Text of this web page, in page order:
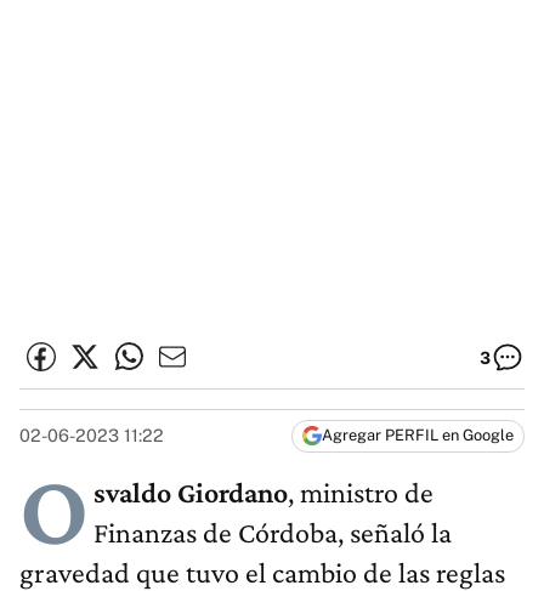
3
02-06-2023 11:22 Agregar PERFIL en Google
O svaldo Giordano, ministro de
Finanzas de Córdoba, señaló la
gravedad que tuvo el cambio de las reglas